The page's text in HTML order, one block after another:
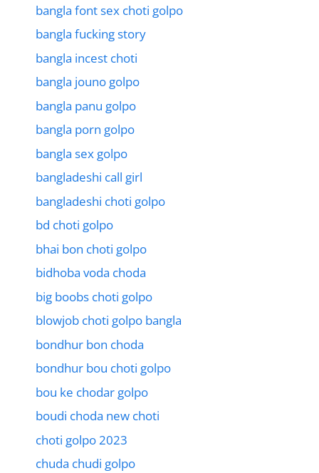
bangla font sex choti golpo
bangla fucking story
bangla incest choti
bangla jouno golpo
bangla panu golpo
bangla porn golpo
bangla sex golpo
bangladeshi call girl
bangladeshi choti golpo
bd choti golpo
bhai bon choti golpo
bidhoba voda choda
big boobs choti golpo
blowjob choti golpo bangla
bondhur bon choda
bondhur bou choti golpo
bou ke chodar golpo
boudi choda new choti
choti golpo 2023
chuda chudi golpo